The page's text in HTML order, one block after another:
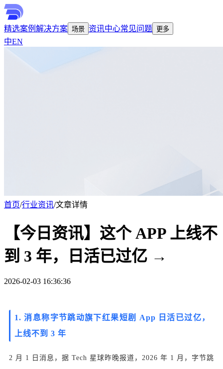
精选案例 解决方案 场景 资讯中心常见问题 更多
中EN
首页/行业资讯/文章详情
【今日资讯】这个 APP 上线不
到 3 年，日活已过亿 →
2026-02-03 16:36:36
1.消息称字节跳动旗下红果短剧 App 日活已过亿，
上线不到 3 年
2 月 1 日消息，据 Tech 星球昨晚报道，2026 年 1 月，字节跳